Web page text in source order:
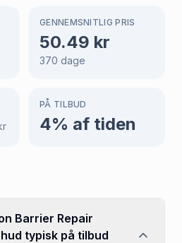
GENNEMSNITLIG PRIS
50.49 kr
370 dage
PÅ TILBUD
4% af tiden
Barrier Repair
typisk på tilbud